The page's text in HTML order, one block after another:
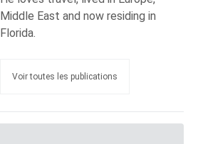
Middle East and now residing in
Florida.
Voir toutes les publications